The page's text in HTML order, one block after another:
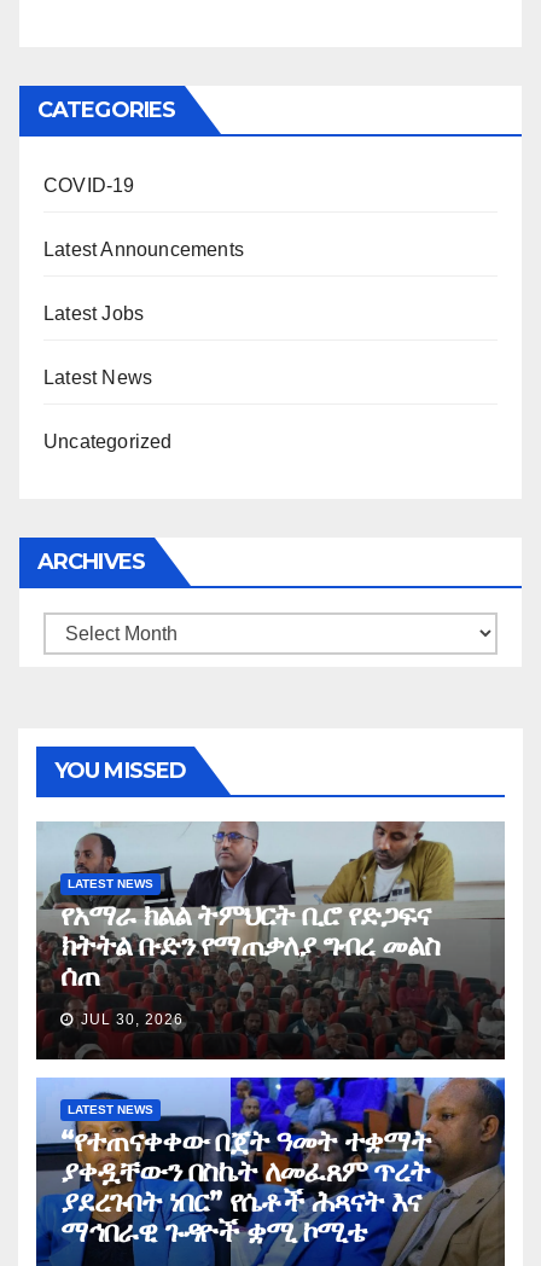
CATEGORIES
COVID-19
Latest Announcements
Latest Jobs
Latest News
Uncategorized
ARCHIVES
Archives
YOU MISSED
LATEST NEWS
የአማራ ክልል ትምህርት ቢሮ የድጋፍና
ክትትል ቡድን የማጠቃለያ ግብረ መልስ
ሰጠ
JUL 30, 2026
LATEST NEWS
“የተጠናቀቀው በጀት ዓመት ተቋማት
ያቀዷቸውን በስኬት ለመፈጸም ጥረት
ያደረጉበት ነበር” የሴቶች ሕጻናት እና
ማኅበራዊ ጉዳዮች ቋሚ ኮሚቴ